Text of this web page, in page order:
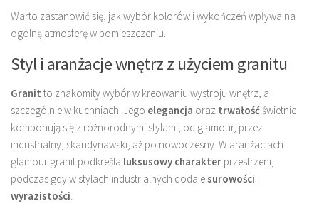
Warto zastanowić się, jak wybór kolorów i wykończeń wpływa na
ogólną atmosferę w pomieszczeniu.
Styl i aranżacje wnętrz z użyciem granitu
Granit to znakomity wybór w kreowaniu wystroju wnętrz, a
szczególnie w kuchniach. Jego elegancja oraz trwałośćświetnie
komponują się z różnorodnymi stylami, od glamour, przez
industrialny, skandynawski, aż po nowoczesny. W aranżacjach
glamour granit podkreśla luksusowy charakter przestrzeni,
podczas gdy w stylach industrialnych dodajesurowości i
wyrazistości.